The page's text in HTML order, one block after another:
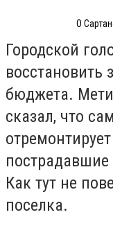
О
Городской
восстановить
бюджета.
сказал, что
Как тут не
поселка.